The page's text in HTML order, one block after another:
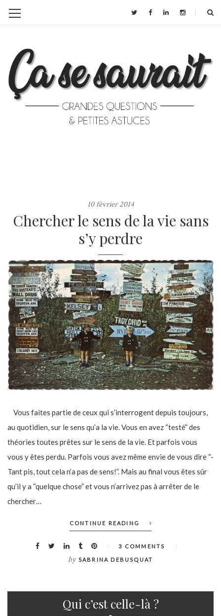
10 février 2014
Chercher le sens de la vie sans
s’y perdre
Vous faites partie de ceux qui s’interrogent depuis toujours,
au quotidien, sur le sens qu’a la vie. Vous en avez “testé” des
théories toutes prêtes sur le sens de la vie. Et parfois vous
vous y êtes perdu. Parfois vous avez même envie de vous dire “-
Tant pis, tout cela n’a pas de sens!”. Mais au final vous êtes sûr
qu’il y a “quelque chose” et vous n’arrivez pas à arrêter de le
chercher…
CONTINUE READING
3 COMMENTS
by SABRINA DEBUSQUAT
Qui c’est celle-là ?